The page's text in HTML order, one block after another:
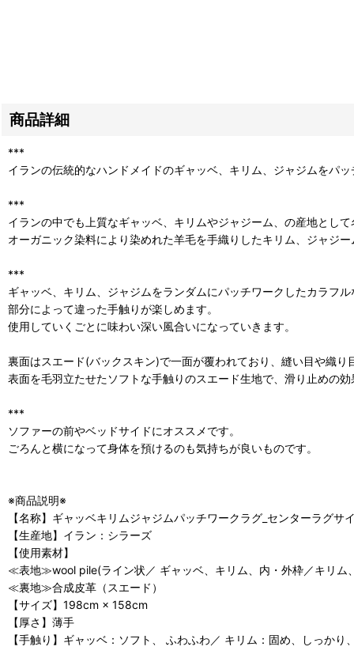
商品詳細
***
イランの伝統的なハンドメイドのギャッベ、キリム、ジャジムをパ
***
イランの中でも上質なギャッベ、キリムやジャジーム、の産地とし
オーガニック染料により染めれた羊毛を手織りしたキリム、ジャジ
***
ギャッベ、キリム、ジャジムをランダムにパッチワークしたカラフ
部分によって違った手触りが楽しめます。
使用していくごとに味わい深い風合いになっていきます。
裏面はスエード(バックスキン)で一面が覆われており、縫い目や織り
表面を毛羽立たせたソフトな手触りのスエード生地で、滑り止めの
***
ソファーの前やベッドサイドにオススメです。
ごろんと横になって身体を預けるのも気持ちが良いものです。
※商品説明※
【名称】ギャッベキリムジャジムパッチワークラグ_センターラグサ
【生産地】イラン：シラーズ
【使用素材】
≪表地≫wool pile(ライン状／ ギャッベ、キリム、内・外枠／キリム
≪裏地≫合成皮革（スエード）
【サイズ】198cm × 158cm
【厚さ】薄手
【手触り】ギャッベ：ソフト、 ふわふわ／ キリム：固め、しっか